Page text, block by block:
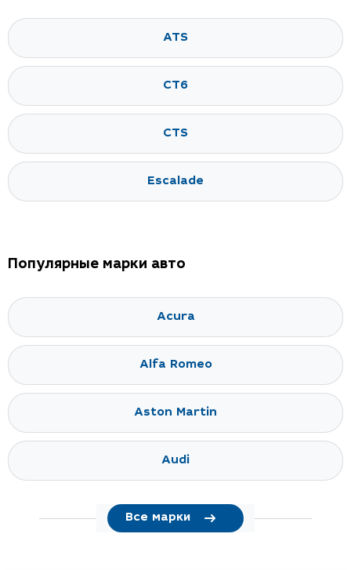
ATS
CT6
CTS
Escalade
Популярные марки авто
Acura
Alfa Romeo
Aston Martin
Audi
Все марки